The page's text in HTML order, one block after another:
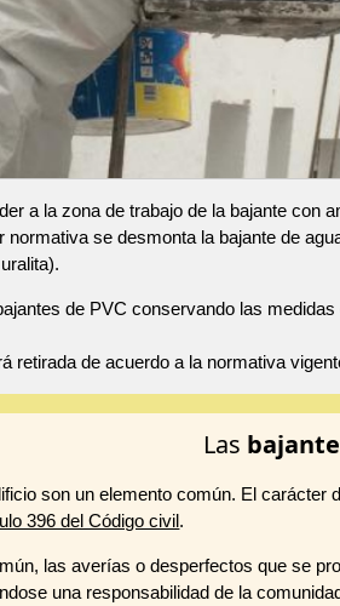
a la zona de trabajo de la bajante con
se desmonta la bajante de
de PVC conservando las medidas
retirada de acuerdo a la normativa
Las
son un elemento común. El
396 del Código civil.
las averías o desperfectos que se
una responsabilidad de la